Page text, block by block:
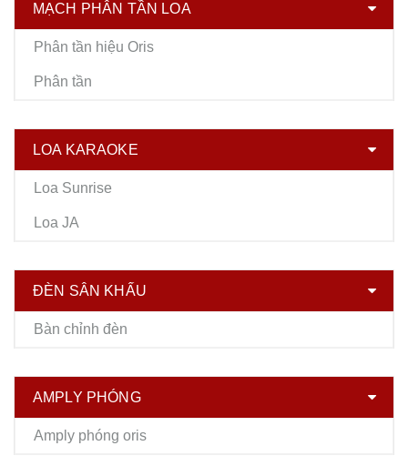
MẠCH PHÂN TẦN LOA
Phân tần hiệu Oris
Phân tần
LOA KARAOKE
Loa Sunrise
Loa JA
ĐÈN SÂN KHẤU
Bàn chỉnh đèn
AMPLY PHÓNG
Amply phóng oris